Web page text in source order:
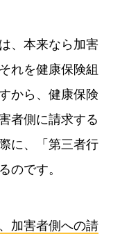
、本来なら加害
れを健康保険組
から、健康保険
者側に請求する
に、「第三者行
のです。
加害者側への請